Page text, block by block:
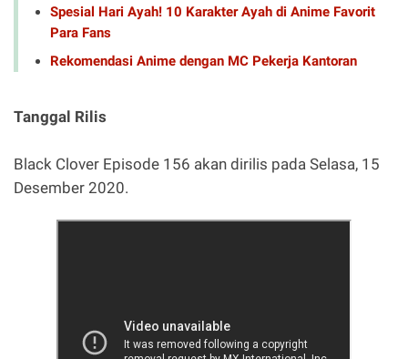
Spesial Hari Ayah! 10 Karakter Ayah di Anime Favorit
Para Fans
Rekomendasi Anime dengan MC Pekerja Kantoran
Tanggal Rilis
Black Clover Episode 156 akan dirilis pada Selasa, 15
Desember 2020.